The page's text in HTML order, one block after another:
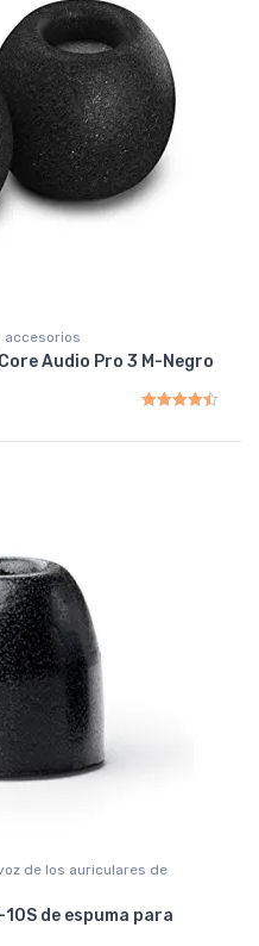
accesorios
Audio Pro 3 M-Negro
de los auriculares de
de espuma para